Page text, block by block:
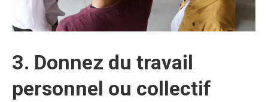
3. Donnez du travail
personnel ou collectif